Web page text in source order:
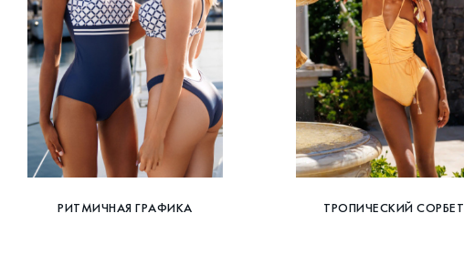
РИТМИЧНАЯ ГРАФИКА ТРОПИЧЕСКИЙ СОРБЕТ